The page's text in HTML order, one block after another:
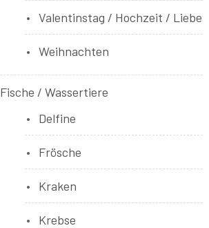
Valentinstag / Hochzeit / Liebe
Weihnachten
Fische / Wassertiere
Delfine
Frösche
Kraken
Krebse